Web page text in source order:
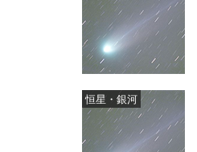
恒星・銀河